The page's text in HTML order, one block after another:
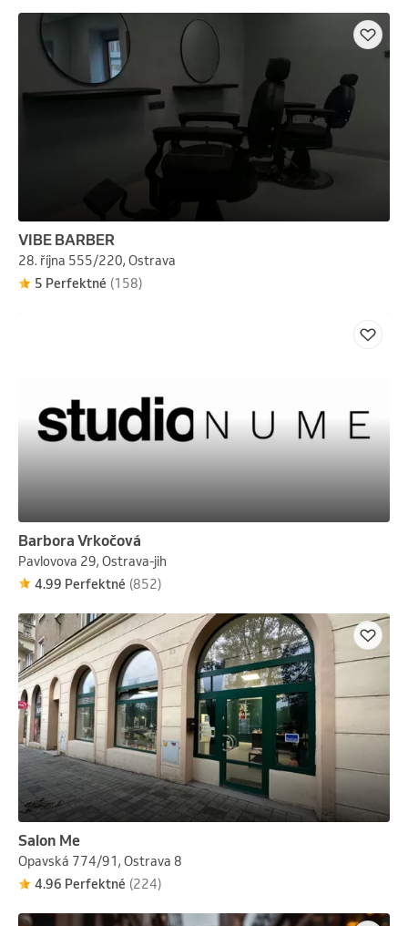
VIBE BARBER
28. října 555/220, Ostrava
5 Perfektné (158)
Barbora Vrkočová
Pavlovova 29, Ostrava-jih
4.99 Perfektné (852)
Salon Me
Opavská 774/91, Ostrava 8
4.96 Perfektné (224)